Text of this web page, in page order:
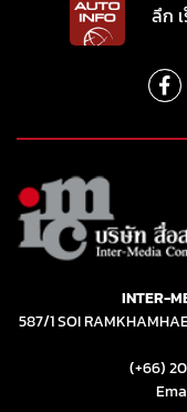
ลึก
INTER-
587/1 SOI
(+66)